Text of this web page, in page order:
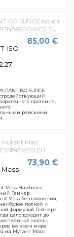
ISO
85,00 €
ISO SURGE
протеина,
райскими
73,90 €
Mass Наиболее
Гейнер
Mass без сомнения,
полной и
формулой Гейнера
дело доходит до
массы,
во всем мире
на Мутант Масс